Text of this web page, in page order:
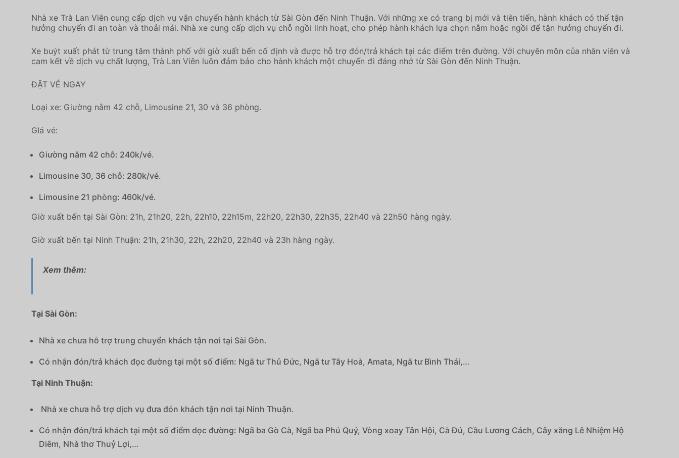
Nhà xe Trà Lan Viên cung cấp dịch vụ vận chuyển hành khách từ Sài Gòn đến Ninh Thuận. Với những xe có trang bị mới và tiên tiến, hành khách có thể tận
hưởng chuyến đi an toàn và thoải mái. Nhà xe cung cấp dịch vụ chỗ ngồi linh hoạt, cho phép hành khách lựa chọn nằm hoặc ngồi để tận hưởng chuyến đi.
Xe buýt xuất phát từ trung tâm thành phố với giờ xuất bến cố định và được hỗ trợ đón/trả khách tại các điểm trên đường. Với chuyên môn của nhân viên và
cam kết về dịch vụ chất lượng, Trà Lan Viên luôn đảm bảo cho hành khách một chuyến đi đáng nhớ từ Sài Gòn đến Ninh Thuận.
ĐẶT VÉ NGAY
Loại xe: Giường nằm 42 chỗ, Limousine 21, 30 và 36 phòng.
GIá vé:
Giường nằm 42 chỗ: 240k/vé.
Limousine 30, 36 chỗ: 280k/vé.
Limousine 21 phòng: 460k/vé.
Giờ xuất bến tại Sài Gòn: 21h, 21h20, 22h, 22h10, 22h15m, 22h20, 22h30, 22h35, 22h40 và 22h50 hàng ngày.
Giờ xuất bến tại Ninh Thuận: 21h, 21h30, 22h, 22h20, 22h40 và 23h hàng ngày.
Xem thêm:
Tại Sài Gòn:
Nhà xe chưa hỗ trợ trung chuyển khách tận nơi tại Sài Gòn.
Có nhận đón/trả khách đọc đường tại một số điểm: Ngã tư Thủ Đức, Ngã tư Tây Hoà, Amata, Ngã tư Bình Thái,…
Tại Ninh Thuận:
Nhà xe chưa hỗ trợ dịch vụ đưa đón khách tận nơi tại Ninh Thuận.
Có nhận đón/trả khách tại một số điểm dọc đường: Ngã ba Gò Cà, Ngã ba Phú Quý, Vòng xoay Tân Hội, Cà Đú, Cầu Lương Cách, Cây xăng Lê Nhiệm Hộ
Diêm, Nhà thơ Thuỷ Lợi,…